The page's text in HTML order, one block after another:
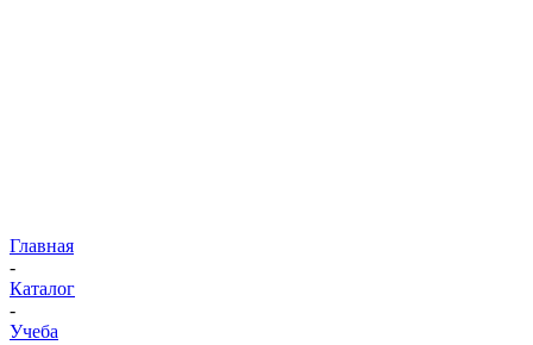
Главная
-
Каталог
-
Учеба